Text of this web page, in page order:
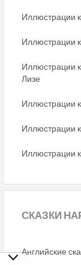
Иллюстрации
Иллюстрации
Иллюстрации
Лизе
Иллюстрации
Иллюстрации
Иллюстрации
СКАЗКИ
Английские